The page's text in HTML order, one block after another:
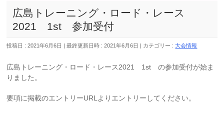
広島トレーニング・ロード・レース
2021 1st 参加受付
投稿日 : 2021年6月6日 最終更新日時 : 2021年6月6日 カテゴリー :大会情報
広島トレーニング・ロード・レース2021 1st の参加受付が始ま
りました。
要項に掲載のエントリーURLよりエントリーしてください。